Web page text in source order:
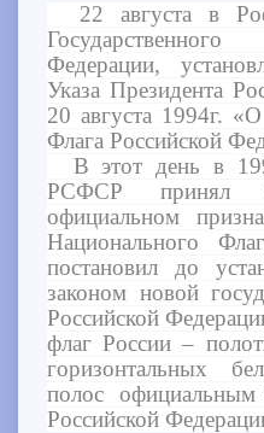
22 августа в
Федерации,
Указа Президента
20 августа 1994г.
Флага Российской
В этот день в
РСФСР принял
официальном
Национального
постановил до
законом новой
Российской
флаг России –
горизонтальных
полос официальным
Российской